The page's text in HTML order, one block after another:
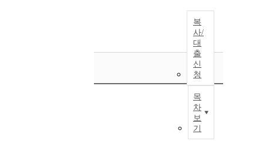
복
사/
대
출
신
청
목
차
보
기